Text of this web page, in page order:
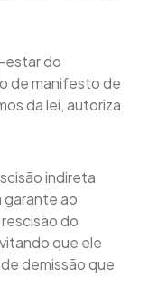
estar do
de manifesto de
da lei, autoriza
indireta
ao
do
que ele
demissão que